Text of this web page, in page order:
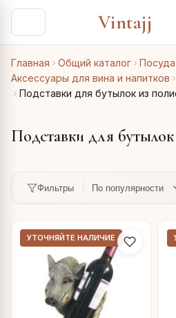
Vintajj
Главная Общий каталог
Посуда
Аксессуары для вина и напитков
Подставки для бутылок из
Подставки для
Фильтры
УТОЧНЯЙТЕ НАЛИЧИЕ